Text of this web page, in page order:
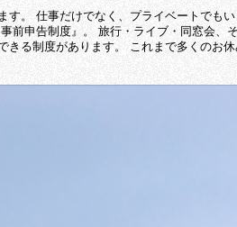
。 仕事だけでなく、プライベートでも
前申告制度』。 旅行・ライブ・同窓会、
る制度があります。 これまで多くのお